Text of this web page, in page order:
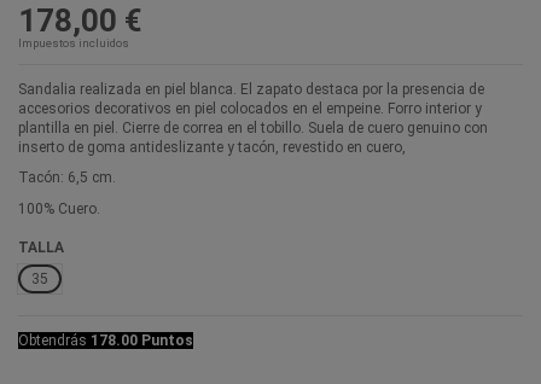
178,00 €
Impuestos incluidos
Sandalia realizada en piel blanca. El zapato destaca por la presencia de
accesorios decorativos en piel colocados en el empeine. Forro interior y
plantilla en piel. Cierre de correa en el tobillo. Suela de cuero genuino con
inserto de goma antideslizante y tacón, revestido en cuero,
Tacón: 6,5 cm.
100% Cuero.
TALLA
35
Obtendrás 178.00 Puntos